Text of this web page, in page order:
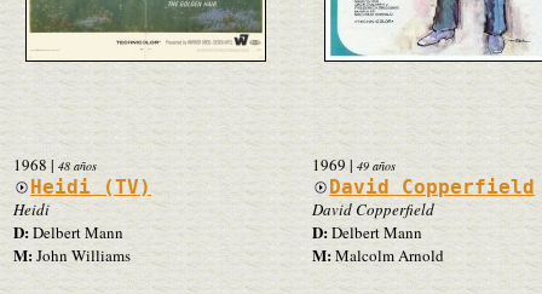
1968| 48 años
Heidi (TV)
Heidi
D:Delbert Mann
M:John Williams
1969| 49 años
David Copperfield
David Copperfield
D:Delbert Mann
M:Malcolm Arnold